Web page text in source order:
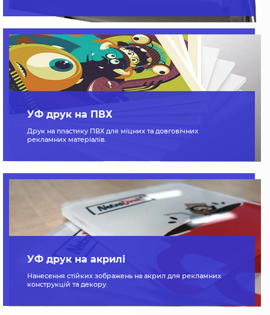
УФ друк на ПВХ
Друк на пластику ПВХ для міцних та довговічних
рекламних матеріалів.
УФ друк на акрилі
Нанесення стійких зображень на акрил для рекламних
конструкцій та декору.